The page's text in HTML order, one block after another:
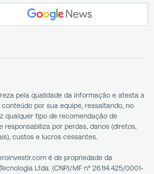
pela qualidade da informação e atesta a
por sua equipe, ressaltando, no
qualquer tipo de recomendação de
responsabiliza por perdas, danos (diretos,
custos e lucros cessantes.
é de propriedade da
Ltda. (CNPJ/MF nº 26.114.425/0001-